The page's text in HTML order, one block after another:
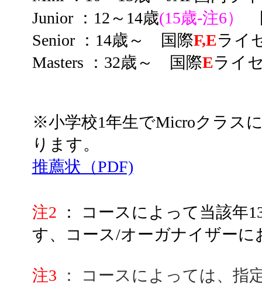
Junior ：12～14歳(15歳-注6）
Senior ：14歳～ 国際F,Eライ
Masters ：32歳～ 国際Eライ
※小学校1年生でMicroクラス
ります。
推薦状（PDF)
注2
： コースによって当該年
す、コース/オーガナイザー
注3
： コースによっては、指